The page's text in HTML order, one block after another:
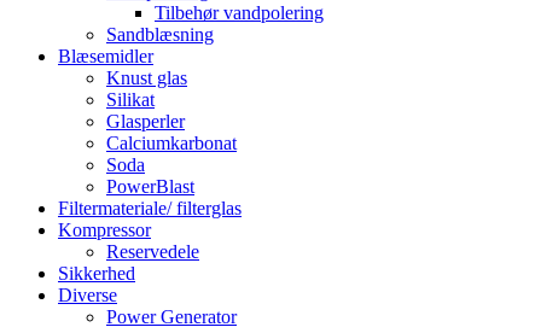
Tilbehør vandpolering
Sandblæsning
Blæsemidler
Knust glas
Silikat
Glasperler
Calciumkarbonat
Soda
PowerBlast
Filtermateriale/ filterglas
Kompressor
Reservedele
Sikkerhed
Diverse
Power Generator